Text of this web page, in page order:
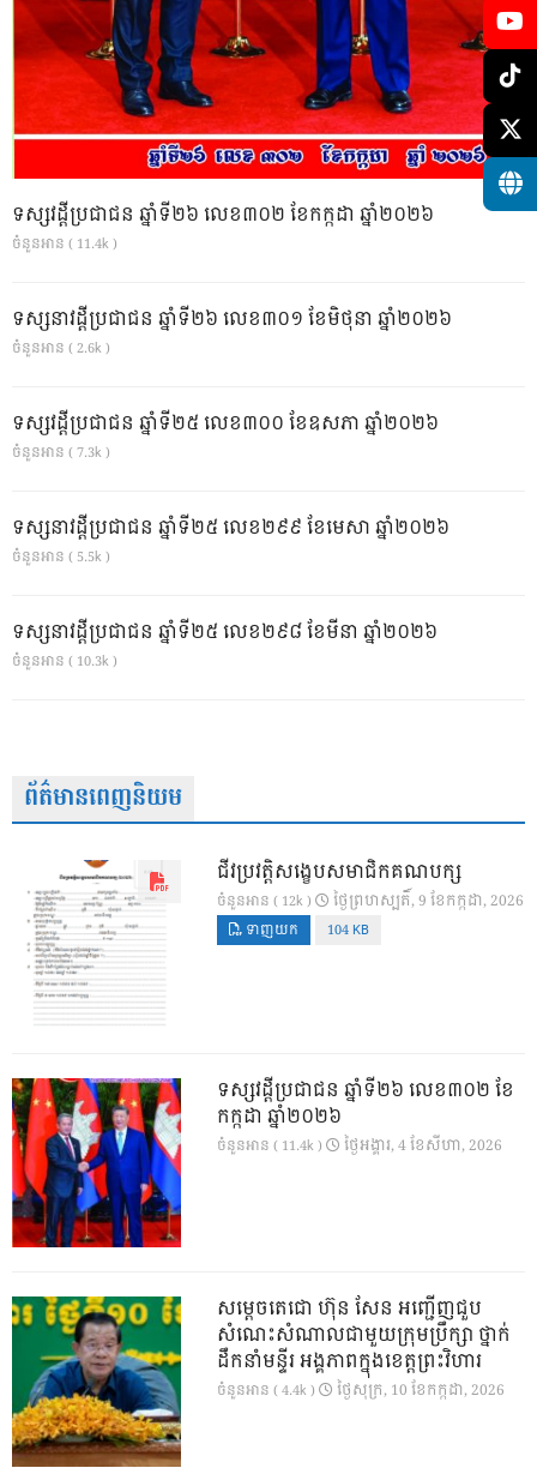
ទស្សវដ្តីប្រជាជន ឆ្នាំទី២៦ លេខ៣០២ ខែកក្កដា ឆ្នាំ២០២៦
ចំនួនអាន ( 11.4k )
ទស្សនាវដ្ដីប្រជាជន ឆ្នាំទី២៦ លេខ៣០១ ខែមិថុនា ឆ្នាំ២០២៦
ចំនួនអាន ( 2.6k )
ទស្សវដ្តីប្រជាជន ឆ្នាំទី២៥ លេខ៣០០ ខែឧសភា ឆ្នាំ២០២៦
ចំនួនអាន ( 7.3k )
ទស្សនាវដ្ដីប្រជាជន ឆ្នាំទី២៥ លេខ២៩៩ ខែមេសា ឆ្នាំ២០២៦
ចំនួនអាន ( 5.5k )
ទស្សនាវដ្ដីប្រជាជន ឆ្នាំទី២៥ លេខ២៩៨ ខែមីនា ឆ្នាំ២០២៦
ចំនួនអាន ( 10.3k )
ព័ត៌មានពេញនិយម
ជីវប្រវត្តិសង្ខេបសមាជិកគណបក្ស
ចំនួនអាន ( 12k ) ថ្ងៃ​ព្រហស្បតិ៍, 9 ខែ​កក្កដា, 2026
ទាញយក 104 KB
ទស្សវដ្តីប្រជាជន ឆ្នាំទី២៦ លេខ៣០២ ខែ
កក្កដា ឆ្នាំ២០២៦
ចំនួនអាន ( 11.4k ) ថ្ងៃ​អង្គារ, 4 ខែ​សីហា, 2026
សម្តេចតេជោ ហ៊ុន សែន អញ្ជើញជួប
សំណេះសំណាលជាមួយក្រុមប្រឹក្សា ថ្នាក់
ដឹកនាំមន្ទីរ អង្គភាពក្នុងខេត្តព្រះវិហារ
ចំនួនអាន ( 4.4k ) ថ្ងៃ​សុក្រ, 10 ខែ​កក្កដា, 2026